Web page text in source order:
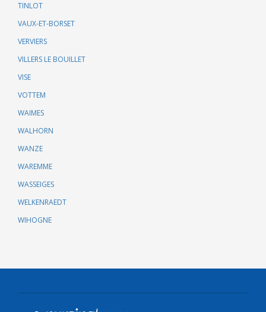
TINLOT
VAUX-ET-BORSET
VERVIERS
VILLERS LE BOUILLET
VISE
VOTTEM
WAIMES
WALHORN
WANZE
WAREMME
WASSEIGES
WELKENRAEDT
WIHOGNE